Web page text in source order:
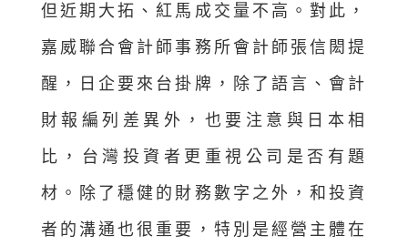
但近期大拓、紅馬成交量不高。對此，
嘉威聯合會計師事務所會計師張信閎提
醒，日企要來台掛牌，除了語言、會計
財報編列差異外，也要注意與日本相
比，台灣投資者更重視公司是否有題
材。除了穩健的財務數字之外，和投資
者的溝通也很重要，特別是經營主體在